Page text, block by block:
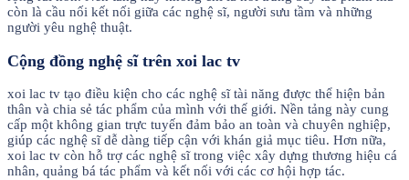
còn là cầu nối kết nối giữa các nghệ sĩ, người sưu tầm và những
người yêu nghệ thuật.
Cộng đồng nghệ sĩ trên xoi lac tv
xoi lac tv tạo điều kiện cho các nghệ sĩ tài năng được thể hiện bản
thân và chia sẻ tác phẩm của mình với thế giới. Nền tảng này cung
cấp một không gian trực tuyến đảm bảo an toàn và chuyên nghiệp,
giúp các nghệ sĩ dễ dàng tiếp cận với khán giả mục tiêu. Hơn nữa,
xoi lac tv còn hỗ trợ các nghệ sĩ trong việc xây dựng thương hiệu cá
nhân, quảng bá tác phẩm và kết nối với các cơ hội hợp tác.